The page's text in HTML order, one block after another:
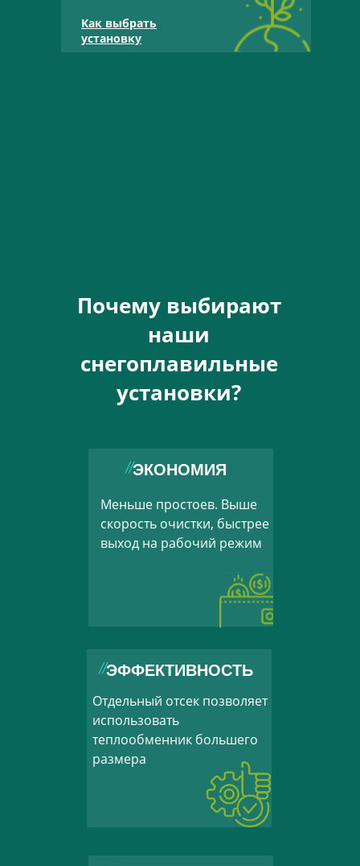
Как выбрать
установку
Почему выбирают
наши
снегоплавильные
установки?
Меньше простоев. Выше
скорость очистки, быстрее
выход на рабочий режим
ЭКОНОМИЯ
ЭФФЕКТИВНОСТЬ
Отдельный отсек позволяет
использовать
теплообменник большего
размера